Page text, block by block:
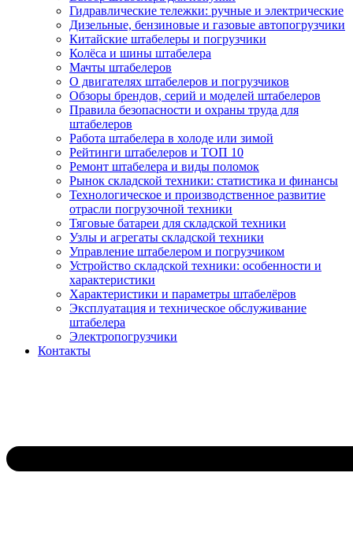
Гидравлические тележки: ручные и электрические
Дизельные, бензиновые и газовые автопогрузчики
Китайские штабелеры и погрузчики
Колёса и шины штабелера
Мачты штабелеров
О двигателях штабелеров и погрузчиков
Обзоры брендов, серий и моделей штабелеров
Правила безопасности и охраны труда для
штабелеров
Работа штабелера в холоде или зимой
Рейтинги штабелеров и ТОП 10
Ремонт штабелера и виды поломок
Рынок складской техники: статистика и финансы
Технологическое и производственное развитие
отрасли погрузочной техники
Тяговые батареи для складской техники
Узлы и агрегаты складской техники
Управление штабелером и погрузчиком
Устройство складской техники: особенности и
характеристики
Характеристики и параметры штабелёров
Эксплуатация и техническое обслуживание
штабелера
Электропогрузчики
Контакты